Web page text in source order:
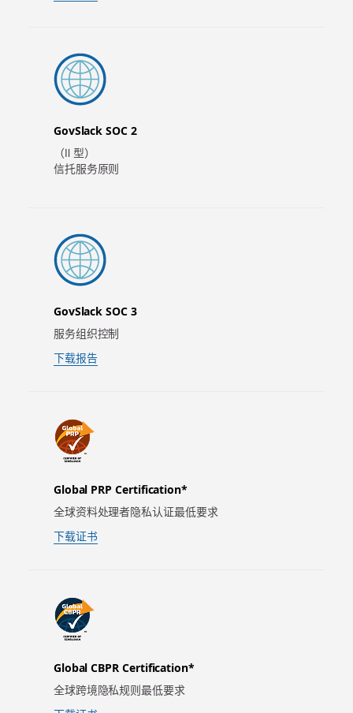
GovSlack SOC 2
（Ⅱ 型）
信托服务原则
GovSlack SOC 3
服务组织控制
下载报告
Global PRP Certification*
全球资料处理者隐私认证最低要求
下载证书
Global CBPR Certification*
全球跨境隐私规则最低要求